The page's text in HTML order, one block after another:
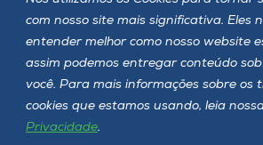
com nosso site mais significativa. Eles
entender melhor como nosso website
assim podemos entregar conteúdo
você. Para mais informações sobre os
cookies que estamos usando, leia
Privacidade.